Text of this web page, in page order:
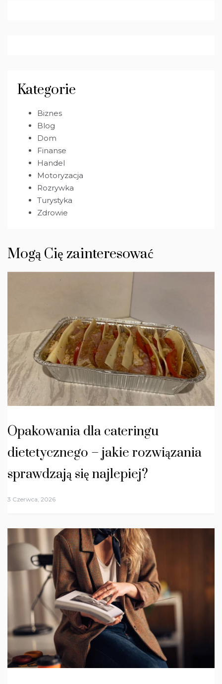
Kategorie
Biznes
Blog
Dom
Finanse
Handel
Motoryzacja
Rozrywka
Turystyka
Zdrowie
Mogą Cię zainteresować
Opakowania dla cateringu
dietetycznego – jakie rozwiązania
sprawdzają się najlepiej?
3 Czerwca, 2026